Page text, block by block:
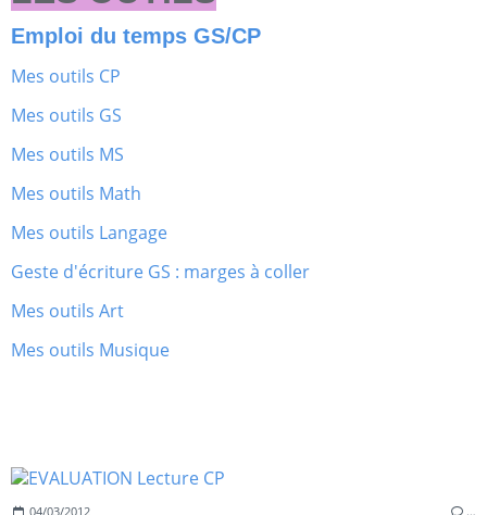
04/03/2012 …
Emploi du temps GS/CP
Mes outils CP
Mes outils GS
Mes outils MS
Mes outils Math
Mes outils Langage
Geste d'écriture GS : marges à coller
Mes outils Art
Mes outils Musique